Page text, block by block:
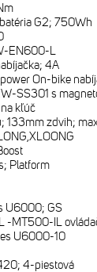
G2; 750Wh
EN600-L
4A
On-bike
SS301 s
kľúč
133mm zdvih;
Platform
U6000; GS
-MT500-IL
U6000-10
4-piestová